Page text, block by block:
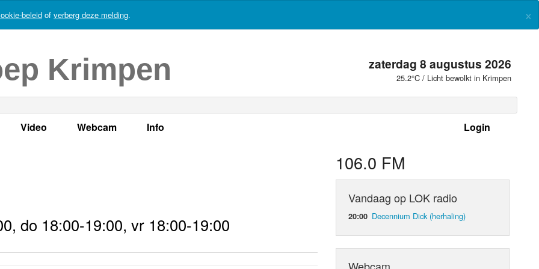
beleid of verberg deze melding. ×
Krimpen zaterdag 8 augustus 2026
25.2°C / Licht bewolkt in Krimpen
Login
Video Webcam Info
Vacatures
do 18:00-19:00, vr 18:00-19:00
106.0 FM
Vandaag op LOK radio
20:00 Decennium Dick (herhaling)
Webcam